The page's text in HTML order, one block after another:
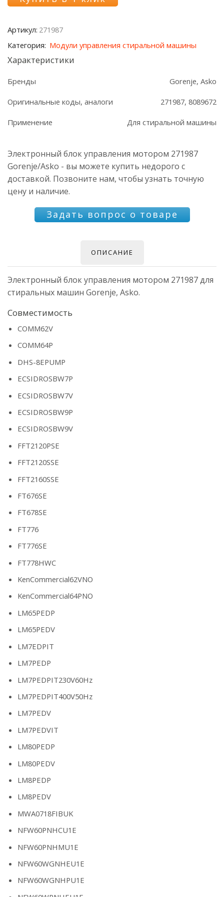
блок
271987
Артикул: 271987
Категория: Модули управления стиральной машины
Характеристики
Бренды Gorenje, Asko
Оригинальные коды, аналоги 271987, 8089672
Применение Для стиральной машины
Электронный блок управления мотором 271987
Gorenje/Asko - вы можете купить недорого с
доставкой. Позвоните нам, чтобы узнать точную
цену и наличие.
Задать вопрос о товаре
ОПИСАНИЕ
Электронный блок управления мотором 271987 для
стиральных машин Gorenje, Asko.
Совместимость
COMM62V
COMM64P
DHS-8EPUMP
ECSIDROSBW7P
ECSIDROSBW7V
ECSIDROSBW9P
ECSIDROSBW9V
FFT2120PSE
FFT2120SSE
FFT2160SSE
FT676SE
FT678SE
FT776
FT776SE
FT778HWC
KenCommercial62VNO
KenCommercial64PNO
LM65PEDP
LM65PEDV
LM7EDPIT
LM7PEDP
LM7PEDPIT230V60Hz
LM7PEDPIT400V50Hz
LM7PEDV
LM7PEDVIT
LM80PEDP
LM80PEDV
LM8PEDP
LM8PEDV
MWA0718FIBUK
NFW60PNHCU1E
NFW60PNHMU1E
NFW60WGNHEU1E
NFW60WGNHPU1E